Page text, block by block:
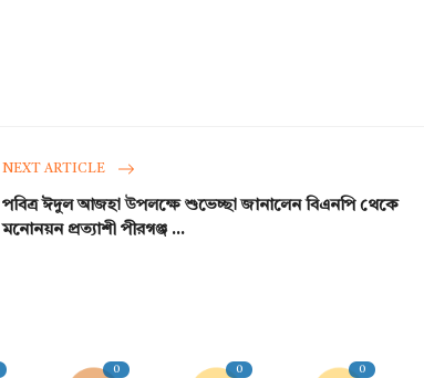
NEXT ARTICLE
পবিত্র ঈদুল আজহা উপলক্ষে শুভেচ্ছা জানালেন বিএনপি থেকে
মনোনয়ন প্রত্যাশী পীরগঞ্জ ...
0 0 0